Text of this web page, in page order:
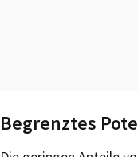
Begrenztes